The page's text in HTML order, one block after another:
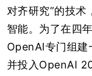
对齐研究”的技术
智能。为了在四
OpenAI专门组建
并投入OpenAI